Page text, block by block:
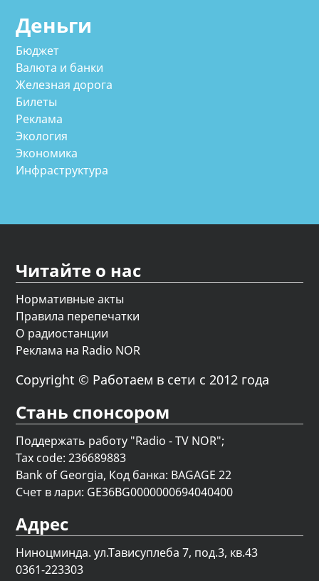
Деньги
Бюджет
Валюта и банки
Железная дорога
Билеты
Реклама
Экология
Экономика
Инфраструктура
Читайте о нас
Нормативные акты
Правила перепечатки
О радиостанции
Реклама на Radio NOR
Copyright © Работаем в сети с 2012 года
Стань спонсором
Поддержать работу "Radio - TV NOR";
Tax code: 236689883
Bank of Georgia, Код банка: BAGAGE 22
Счет в лари: GE36BG0000000694040400
Адрес
Ниноцминда. ул.Тависуплеба 7, под.3, кв.43
0361-223303